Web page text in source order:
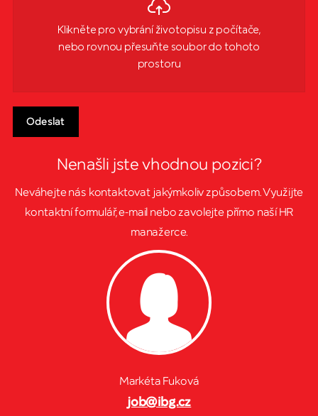
Klikněte pro vybrání životopisu z počítače,
nebo rovnou přesuňte soubor do tohoto
prostoru
Odeslat
Nenašli jste vhodnou pozici?
Neváhejte nás kontaktovat jakýmkoliv způsobem. Využijte
kontaktní formulář, e-mail nebo zavolejte přímo naší HR
manažerce.
Markéta Fuková
job@ibg.cz